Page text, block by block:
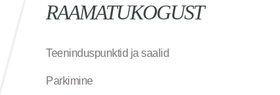
RAAMATUKOGUST
Teeninduspunktid ja saalid
Parkimine